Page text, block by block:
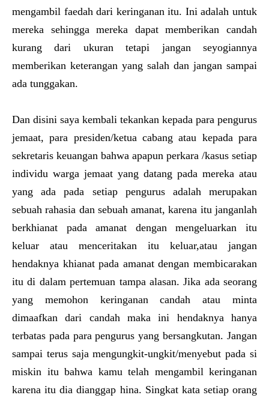
mengambil faedah dari keringanan itu. Ini adalah untuk
mereka sehingga mereka dapat memberikan candah
kurang dari ukuran tetapi jangan seyogiannya
memberikan keterangan yang salah dan jangan sampai
ada tunggakan.
Dan disini saya kembali tekankan kepada para pengurus
jemaat, para presiden/ketua cabang atau kepada para
sekretaris keuangan bahwa apapun perkara /kasus setiap
individu warga jemaat yang datang pada mereka atau
yang ada pada setiap pengurus adalah merupakan
sebuah rahasia dan sebuah amanat, karena itu janganlah
berkhianat pada amanat dengan mengeluarkan itu
keluar atau menceritakan itu keluar,atau jangan
hendaknya khianat pada amanat dengan membicarakan
itu di dalam pertemuan tampa alasan. Jika ada seorang
yang memohon keringanan candah atau minta
dimaafkan dari candah maka ini hendaknya hanya
terbatas pada para pengurus yang bersangkutan. Jangan
sampai terus saja mengungkit-ungkit/menyebut pada si
miskin itu bahwa kamu telah mengambil keringanan
karena itu dia dianggap hina. Singkat kata setiap orang